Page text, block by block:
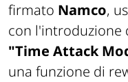
firmato Namco,
con l'introduzione
"Time Attack
una funzione di